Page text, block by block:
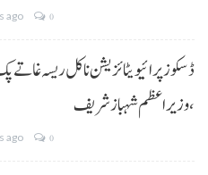
ago 0
ڈسکوز پرائیویٹائزیشن نا کل ریسہ
،وزیراعظم شہباز شریف
ago 0